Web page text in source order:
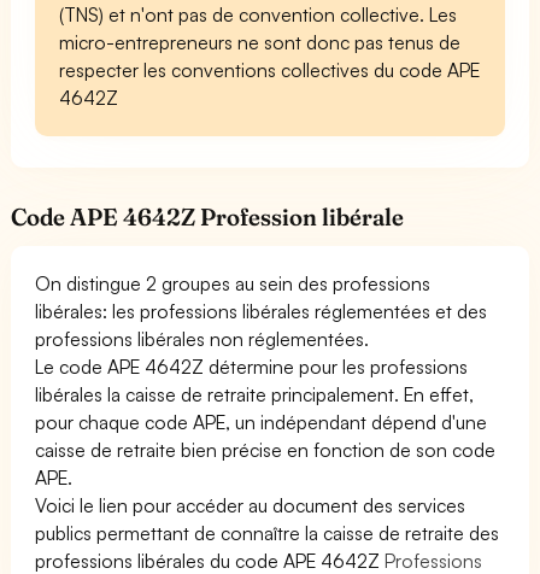
(TNS) et n'ont pas de convention collective. Les
micro-entrepreneurs ne sont donc pas tenus de
respecter les conventions collectives du code APE
4642Z
Code APE 4642Z Profession libérale
On distingue 2 groupes au sein des professions
libérales: les professions libérales réglementées et des
professions libérales non réglementées.
Le code APE 4642Z détermine pour les professions
libérales la caisse de retraite principalement. En effet,
pour chaque code APE, un indépendant dépend d'une
caisse de retraite bien précise en fonction de son code
APE.
Voici le lien pour accéder au document des services
publics permettant de connaître la caisse de retraite des
professions libérales du code APE 4642ZProfessions